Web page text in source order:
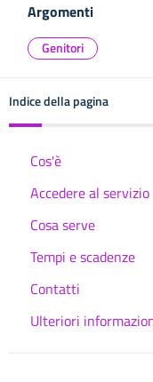
Argomenti
Genitori
Indice della pagina
Cos'è
Accedere al servizio
Cosa serve
Tempi e scadenze
Contatti
Ulteriori